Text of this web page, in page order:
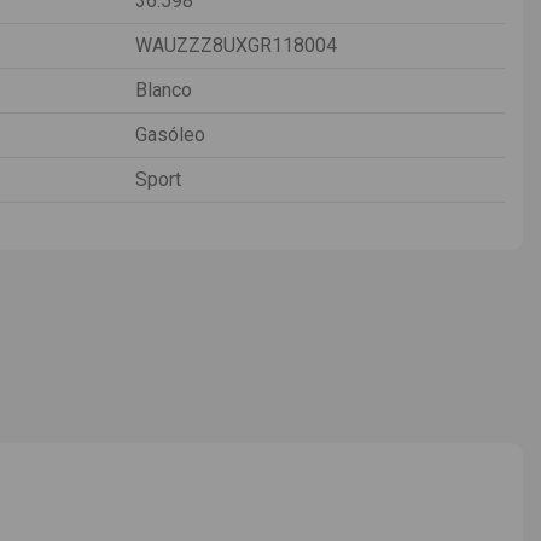
WAUZZZ8UXGR118004
Blanco
Gasóleo
Sport